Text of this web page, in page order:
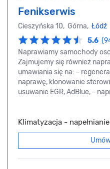
Fenikserwis
Cieszyńska 10, Górna, Łódź
5.6
Naprawiamy samochody
Zajmujemy się również
umawiania się na: -
naprawę, klonowanie
usuwanie EGR, AdBlue, -
Klimatyzacja - napełnianie